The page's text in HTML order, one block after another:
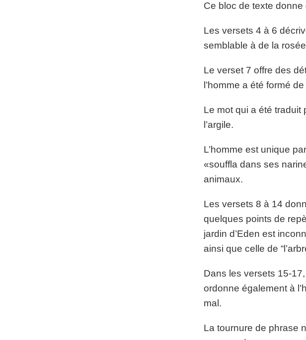
Ce bloc de texte
Les versets 4 à 6
semblable à de la
Le verset 7 offre des
l’homme a été formé
Le mot qui a été traduit
l’argile.
L’homme est unique
«souffla dans ses
animaux.
Les versets 8 à 14
quelques points de
jardin d’Eden est
ainsi que celle de
Dans les versets 15-
ordonne également à
mal.
La tournure de phrase